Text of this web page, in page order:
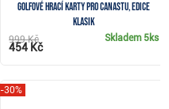
Golfové hrací karty pro Canastu, edice
Klasik
Skladem 5ks
999 Kč
454 Kč
-30%